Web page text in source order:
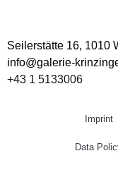
Seilerstätte 16, 1010
info@galerie-
+43 1 5133006
Imprint
Data